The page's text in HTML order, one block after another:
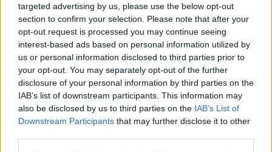
targeted advertising by us, please use the below opt-out
section to confirm your selection. Please note that after your
opt-out request is processed you may continue seeing
interest-based ads based on personal information utilized by
us or personal information disclosed to third parties prior to
your opt-out. You may separately opt-out of the further
disclosure of your personal information by third parties on the
IAB’s list of downstream participants. This information may
also be disclosed by us to third parties on the IAB’s List of
Downstream Participants that may further disclose it to other
NOTICIAS MAS VISTAS
TEATRO, CINE Y ESPECTÁCULOS